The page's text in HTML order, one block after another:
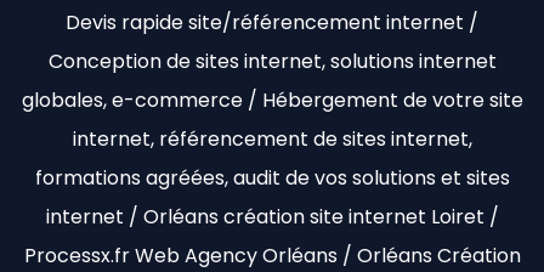
Devis rapide site/référencement internet /
Conception de sites internet, solutions internet
globales, e-commerce / Hébergement de votre site
internet, référencement de sites internet,
formations agréées, audit de vos solutions et sites
internet / Orléans création site internet Loiret /
Processx.fr Web Agency Orléans / Orléans Création